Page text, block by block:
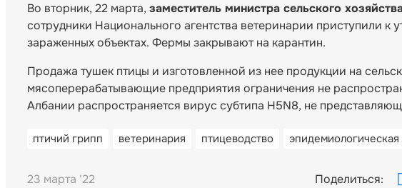
Во вторник, 22 марта, заместитель министра сельского
сотрудники Национального агентства ветеринарии приступили
зараженных объектах. Фермы закрывают на карантин.
Продажа тушек птицы и изготовленной из нее продукции на
мясоперерабатывающие предприятия ограничения не
Албании распространяется вирус субтипа H5N8, не
птичий грипп ветеринария птицеводство эпидемиологическая
23 марта '22 Поделиться: